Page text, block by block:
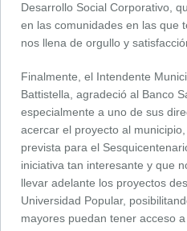
Desarrollo Social Corporativo,
en las comunidades en las que
nos llena de orgullo y
Finalmente, el Intendente
Battistella, agradeció al Banco
especialmente a uno de sus
acercar el proyecto al
prevista para el
iniciativa tan interesante y que
llevar adelante los proyectos
Universidad Popular,
mayores puedan tener acceso